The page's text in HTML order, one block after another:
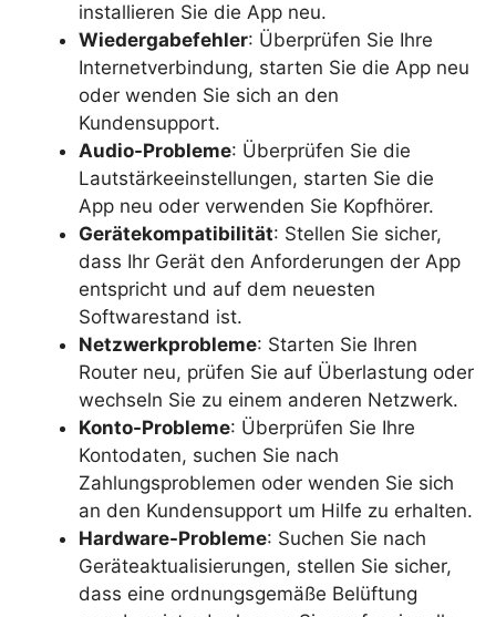
installieren Sie die App neu.
Wiedergabefehler: Überprüfen Sie Ihre
Internetverbindung, starten Sie die App neu
oder wenden Sie sich an den
Kundensupport.
Audio-Probleme: Überprüfen Sie die
Lautstärkeeinstellungen, starten Sie die
App neu oder verwenden Sie Kopfhörer.
Gerätekompatibilität: Stellen Sie sicher,
dass Ihr Gerät den Anforderungen der App
entspricht und auf dem neuesten
Softwarestand ist.
Netzwerkprobleme: Starten Sie Ihren
Router neu, prüfen Sie auf Überlastung oder
wechseln Sie zu einem anderen Netzwerk.
Konto-Probleme: Überprüfen Sie Ihre
Kontodaten, suchen Sie nach
Zahlungsproblemen oder wenden Sie sich
an den Kundensupport um Hilfe zu erhalten.
Hardware-Probleme: Suchen Sie nach
Geräteaktualisierungen, stellen Sie sicher,
dass eine ordnungsgemäße Belüftung